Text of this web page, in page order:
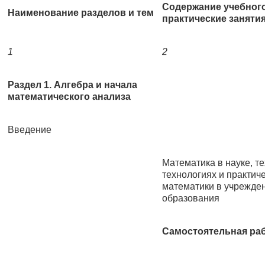
Наименование разделов и тем
Содержание
практические
1 2
Раздел 1. Алгебра и начала
математического анализа
Введение
Математика в науке,
технологиях и
математики в
образования
Самостоятельная